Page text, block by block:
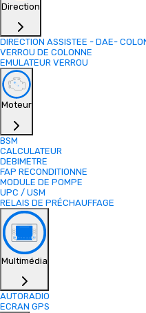
Direction
DIRECTION ASSISTEE - DAE-
VERROU DE COLONNE
EMULATEUR VERROU
Moteur
BSM
CALCULATEUR
DEBIMETRE
FAP RECONDITIONNE
MODULE DE POMPE
UPC / USM
RELAIS DE PRÉCHAUFFAGE
Multimédia
AUTORADIO
ECRAN GPS